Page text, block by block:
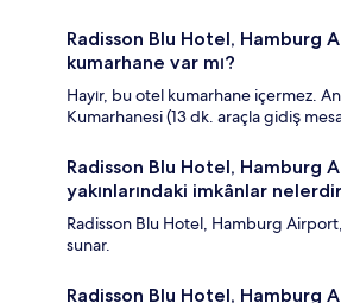
Radisson Blu Hotel, Hamburg
kumarhane var mı?
Hayır, bu otel kumarhane içermez.
Kumarhanesi (13 dk. araçla gidiş
Radisson Blu Hotel, Hamburg
yakınlarındaki imkânlar
Radisson Blu Hotel, Hamburg
sunar.
Radisson Blu Hotel, Hamburg